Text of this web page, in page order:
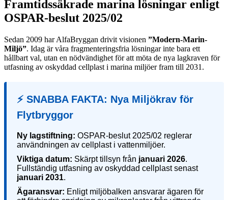
Framtidssäkrade marina lösningar enligt
OSPAR-beslut 2025/02
Sedan 2009 har AlfaBryggan drivit visionen ”Modern-Marin-
Miljö”. Idag är våra fragmenteringsfria lösningar inte bara ett
hållbart val, utan en nödvändighet för att möta de nya lagkraven för
utfasning av oskyddad cellplast i marina miljöer fram till 2031.
⚡ SNABBA FAKTA: Nya Miljökrav för
Flytbryggor
Ny lagstiftning: OSPAR-beslut 2025/02 reglerar
användningen av cellplast i vattenmiljöer.
Viktiga datum: Skärpt tillsyn från januari 2026.
Fullständig utfasning av oskyddad cellplast senast
januari 2031.
Ägaransvar: Enligt miljöbalken ansvarar ägaren för